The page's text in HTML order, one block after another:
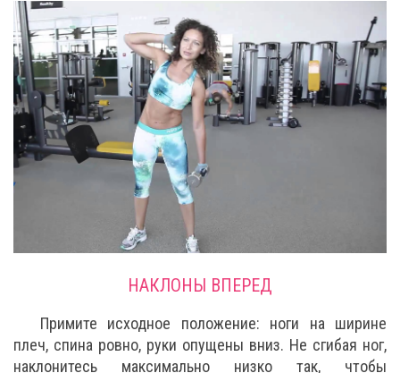
НАКЛОНЫ ВПЕРЕД
Примите исходное положение: ноги на ширине
плеч, спина ровно, руки опущены вниз. Не сгибая ног,
наклонитесь максимально низко так, чтобы